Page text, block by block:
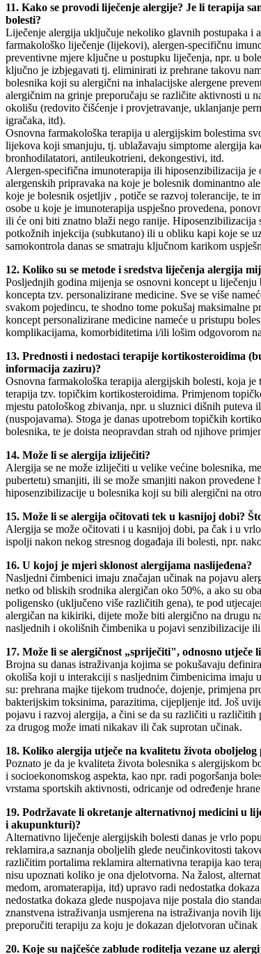
11. Kako se provodi liječenje alergije? Je li terapija
bolesti?
Liječenje alergija uključuje nekoliko glavnih postupaka i
farmakološko liječenje (lijekovi), alergen-specifičnu
preventivne mjere ključne u postupku liječenja, npr. u
ključno je izbjegavati tj. eliminirati iz prehrane takovu
bolesnika koji su alergični na inhalacijske alergene
alergičnim na grinje preporučaju se različite aktivnosti u
okolišu (redovito čišćenje i provjetravanje, uklanjanje
igračaka, itd).
Osnovna farmakološka terapija u alergijskim bolestima
lijekova koji smanjuju, tj. ublažavaju simptome alergija
bronhodilatatori, antileukotrieni, dekongestivi, itd.
Alergen-specifična imunoterapija ili hiposenzibilizacija
alergenskih pripravaka na koje je bolesnik dominantno
koje je bolesnik osjetljiv , potiče se razvoj tolerancije, te
osobe u koje je imunoterapija uspješno provedena,
ili će oni biti znatno blaži nego ranije.
potkožnih injekcija (subkutano) ili u obliku kapi koje se
samokontrola danas se smatraju ključnom karikom
12. Koliko su se metode i sredstva liječenja alergija
Posljednjih godina mijenja se osnovni koncept u
koncepta tzv. personalizirane medicine. Sve se više
svakom pojedincu, te shodno tome pokušaj maksimalne
koncept personalizirane medicine nameće u pristupu
komplikacijama, komorbiditetima i/ili lošim odgovorom
13. Prednosti i nedostaci terapije kortikosteroidima
informacija zaziru)?
Osnovna farmakološka terapija alergijskih bolesti, koja
terapija tzv. topičkim kortikosteroidima. Primjenom
mjestu patološkog zbivanja, npr. u sluznici dišnih
(nuspojavama). Stoga je danas upotrebom topičkih
bolesnika, te je doista neopravdan strah od njihove
14. Može li se alergija izliječiti?
Alergija se ne može izliječiti u velike većine bolesnika,
pubertetu) smanjiti, ili se može smanjiti nakon
hiposenzibilizacije u bolesnika koji su bili alergični na
15. Može li se alergija očitovati tek u kasnijoj dobi?
Alergija se može očitovati i u kasnijoj dobi, pa čak i u
ispolji nakon nekog stresnog događaja ili bolesti, npr.
16. U kojoj je mjeri sklonost alergijama naslijeđena?
Nasljedni čimbenici imaju značajan učinak na pojavu
netko od bliskih srodnika alergičan oko 50%, a ako su
poligensko (uključeno više različitih gena), te pod
alergičan na kikiriki, dijete može biti alergično na drugu
nasljednih i okolišnih čimbenika u pojavi senzibilizacije
17. Može li se alergičnost „spriječiti", odnosno utječe
Brojna su danas istraživanja kojima se pokušavaju
okoliša koji u interakciji s nasljednim čimbenicima imaju
su: prehrana majke tijekom trudnoće, dojenje, primjena
bakterijskim toksinima, parazitima, cijepljenje itd. Još
pojavu i razvoj alergija, a čini se da su različiti u
za drugog može imati nikakav ili čak suprotan učinak.
18. Koliko alergija utječe na kvalitetu života oboljelog
Poznato je da je kvaliteta života bolesnika s alergijskom
i socioekonomskog aspekta, kao npr. radi pogoršanja
vrstama sportskih aktivnosti, odricanje od određenje
19. Podržavate li okretanje alternativnoj medicini u
i akupunkturi)?
Alternativno liječenje alergijskih bolesti danas je vrlo
reklamira,a saznanja oboljelih glede neučinkovitosti
različitim portalima reklamira alternativna terapija kao
nisu upoznati koliko je ona djelotvorna. Na žalost,
medom, aromaterapija, itd) upravo radi nedostatka
nedostatka dokaza glede nuspojava nije postala dio
znanstvena istraživanja usmjerena na istraživanja novih
preporučiti terapiju za koju je dokazan djelotvoran učinak
20. Koje su najčešće zablude roditelja vezane uz